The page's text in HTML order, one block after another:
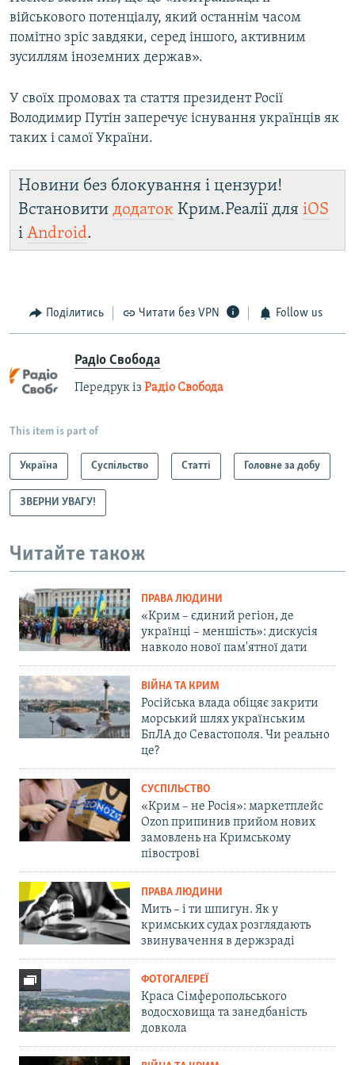
військового потенціалу, який останнім часом
помітно зріс завдяки, серед іншого, активним
зусиллям іноземних держав».
У своїх промовах та стаття президент Росії
Володимир Путін заперечує існування українців як
таких і самої України.
Новини без блокування і цензури!
Встановити додаток Крим.Реалії для iOS
і Android.
Поділитись Читати без VPN Follow us
Радіо Свобода
Передрук із Радіо Свобода
This item is part of
Україна Суспільство Статті Головне за добу
ЗВЕРНИ УВАГУ!
Читайте також
ПРАВА ЛЮДИНИ
«Крим – єдиний регіон, де
українці – меншість»: дискусія
навколо нової пам'ятної дати
ВІЙНА ТА КРИМ
Російська влада обіцяє закрити
морський шлях українським
БпЛА до Севастополя. Чи реально
це?
СУСПІЛЬСТВО
«Крим – не Росія»: маркетплейс
Ozon припинив прийом нових
замовлень на Кримському
півострові
ПРАВА ЛЮДИНИ
Мить – і ти шпигун. Як у
кримських судах розглядають
звинувачення в держзраді
ФОТОГАЛЕРЕЇ
Краса Сімферопольського
водосховища та занедбаність
довкола